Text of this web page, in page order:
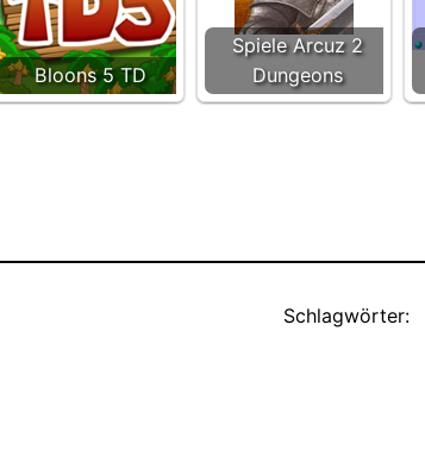
Bloons 5 TD
Spiele Arcuz 2
Dungeons
Schlagwörter: